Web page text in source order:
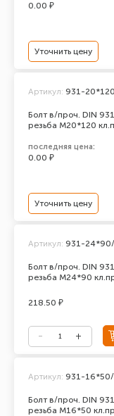
0.00 ₽
Уточнить цену
Болт в/проч. DIN
резьба М20*120
Артикул: 931-
последняя цена:
0.00 ₽
Уточнить цену
Болт в/проч. DIN
резьба М24*90
Артикул: 931-
218.50 ₽
Болт в/проч. DIN
резьба М16*50
Артикул: 931-